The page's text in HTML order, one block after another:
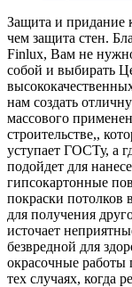
Защита и придание
чем защита стен.
Finlux, Вам не
собой и выбирать
нам создать
массового
строительстве,,
уступает ГОСТу, а
подойдет для
гипсокартонные
покраски потолков
для получения
источает
безвредной для
окрасочные работы
тех случаях, когда